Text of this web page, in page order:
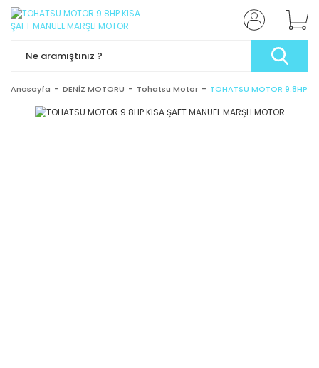
Anasayfa DENİZ MOTORU Tohatsu Motor TOHATSU MOTOR 9.8HP